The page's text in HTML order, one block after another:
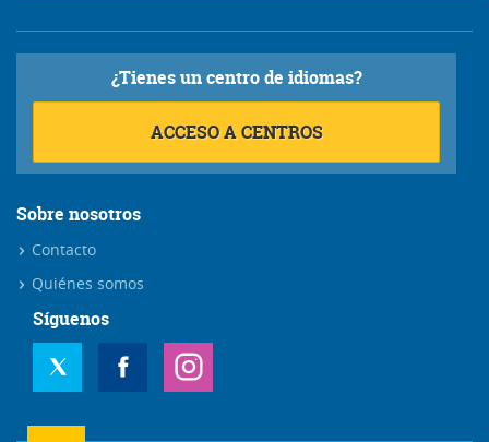
¿Tienes un centro de idiomas?
ACCESO A CENTROS
Sobre nosotros
Contacto
Quiénes somos
Síguenos